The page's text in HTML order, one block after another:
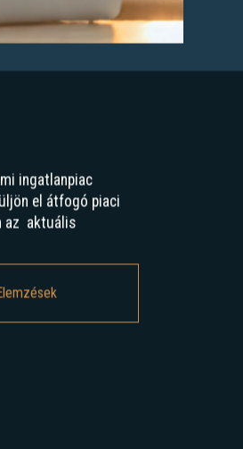
ingatlanpiac
el átfogó piaci
az aktuális